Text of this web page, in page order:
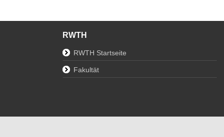
RWTH
RWTH Startseite
Fakultät